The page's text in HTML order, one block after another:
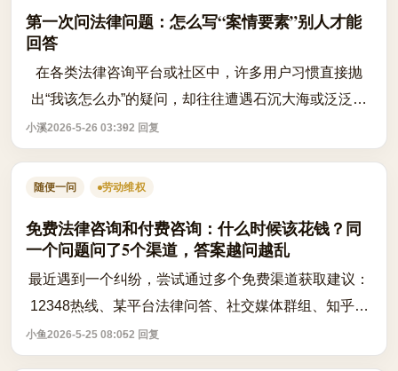
第一次问法律问题：怎么写“案情要素”别人才能
回答
在各类法律咨询平台或社区中，许多用户习惯直接抛
出“我该怎么办”的疑问，却往往遭遇石沉大海或泛泛而
谈的回复。这并非因为缺乏善意，而是法律分析高度依
赖事实细节，缺乏具体要素的提问如同盲...
小溪2026-5-26 03:392 回复
随便一问 劳动维权
免费法律咨询和付费咨询：什么时候该花钱？同
一个问题问了5个渠道，答案越问越乱
最近遇到一个纠纷，尝试通过多个免费渠道获取建议：
12348热线、某平台法律问答、社交媒体群组、知乎问
答和一个公益法律组织。结果五种说法各有不同，有的
建议调解，有的说必须起诉，还有的强调...
小鱼2026-5-25 08:052 回复